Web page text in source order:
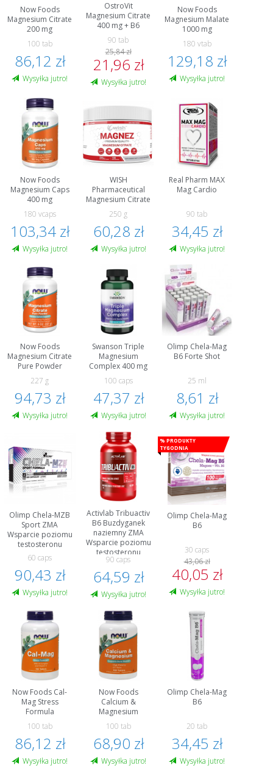
Now Foods
Magnesium Citrate
200 mg
100 tab
86,12 zł
Wysyłka jutro!
OstroVit
Magnesium Citrate
400 mg + B6
90 tab
25,84 zł
21,96 zł
Wysyłka jutro!
Now Foods
Magnesium Malate
1000 mg
180 vtab
129,18 zł
Wysyłka jutro!
Now Foods
Magnesium Caps
400 mg
180 vcaps
103,34 zł
Wysyłka jutro!
WISH
Pharmaceutical
Magnesium Citrate
250 g
60,28 zł
Wysyłka jutro!
Real Pharm MAX
Mag Cardio
90 tab
34,45 zł
Wysyłka jutro!
Now Foods
Magnesium Citrate
Pure Powder
227 g
94,73 zł
Wysyłka jutro!
Swanson Triple
Magnesium
Complex 400 mg
100 caps
47,37 zł
Wysyłka jutro!
Olimp Chela-Mag
B6 Forte Shot
25 ml
8,61 zł
Wysyłka jutro!
Olimp Chela-MZB
Sport ZMA
Wsparcie poziomu
testosteronu
60 caps
90,43 zł
Wysyłka jutro!
Activlab Tribuactiv
B6 Buzdyganek
naziemny ZMA
Wsparcie poziomu
testosteronu
90 caps
64,59 zł
Wysyłka jutro!
% Produkty
tygodnia
Olimp Chela-Mag
B6
30 caps
43,06 zł
40,05 zł
Wysyłka jutro!
Now Foods Cal-
Mag Stress
Formula
100 tab
86,12 zł
Wysyłka jutro!
Now Foods
Calcium &
Magnesium
100 tab
68,90 zł
Wysyłka jutro!
Olimp Chela-Mag
B6
20 tab
34,45 zł
Wysyłka jutro!